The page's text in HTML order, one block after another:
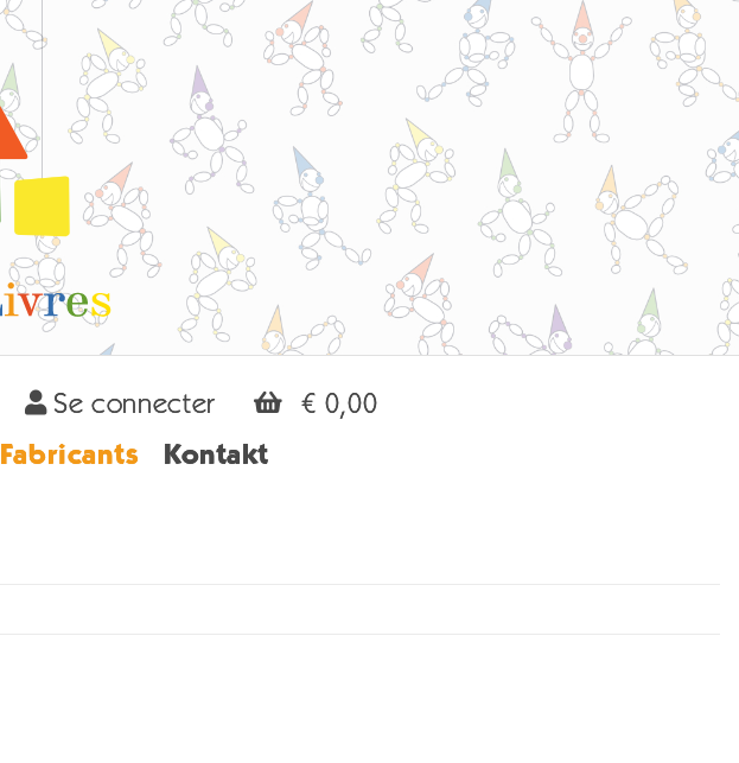
Fabricants Kontakt
Se connecter € 0,00